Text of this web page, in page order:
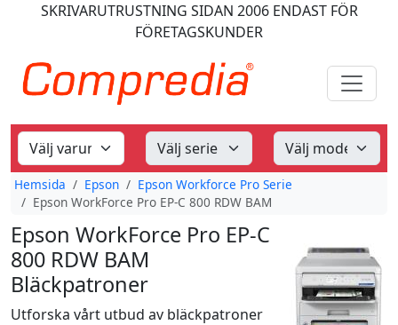
SKRIVARUTRUSTNING SIDAN 2006ENDAST FÖR
FÖRETAGSKUNDER
Hemsida Epson
Epson Workforce Pro Serie
Epson WorkForce Pro EP-C 800 RDW BAM
Epson WorkForce Pro EP-C
800 RDW BAM
Bläckpatroner
Utforska vårt utbud av bläckpatroner